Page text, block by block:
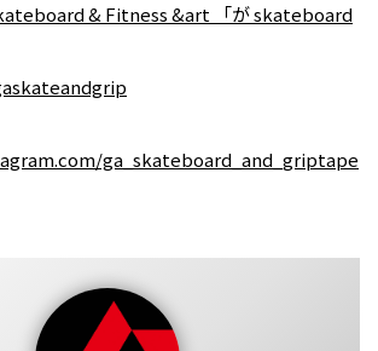
& Fitness &art 「が skateboard
ga_skateboard_and_griptape